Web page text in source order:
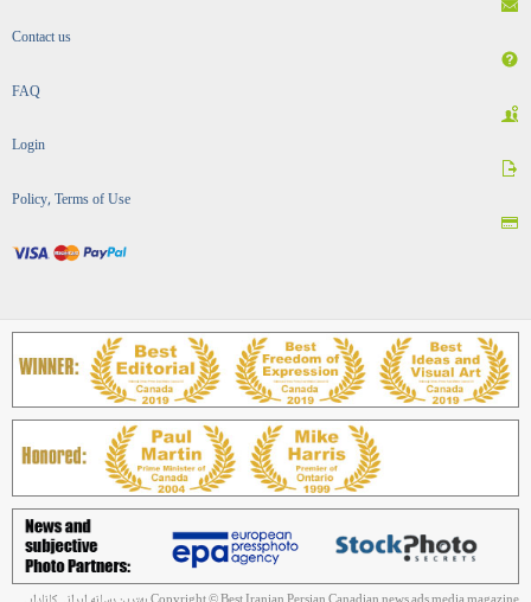
Contact us
FAQ
Login
Policy, Terms of Use